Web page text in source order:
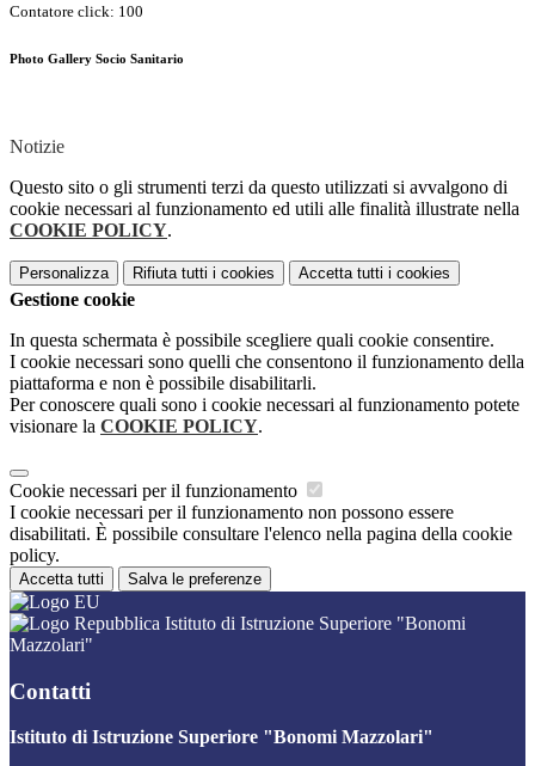
Contatore click: 100
Photo Gallery Socio Sanitario
Notizie
Questo sito o gli strumenti terzi da questo utilizzati si avvalgono di
cookie necessari al funzionamento ed utili alle finalità illustrate nella
COOKIE POLICY.
Personalizza Rifiuta tutti i cookies Accetta tutti i cookies
Gestione cookie
In questa schermata è possibile scegliere quali cookie consentire.
I cookie necessari sono quelli che consentono il funzionamento della
piattaforma e non è possibile disabilitarli.
Per conoscere quali sono i cookie necessari al funzionamento potete
visionare la COOKIE POLICY.
Cookie necessari per il funzionamento
I cookie necessari per il funzionamento non possono essere
disabilitati. È possibile consultare l'elenco nella pagina della cookie
policy.
Accetta tutti Salva le preferenze
Istituto di Istruzione Superiore "Bonomi
Mazzolari"
Contatti
Istituto di Istruzione Superiore "Bonomi Mazzolari"